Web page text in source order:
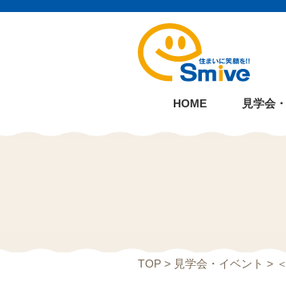
HOME 見学会
TOP > 見学会・イベント >